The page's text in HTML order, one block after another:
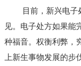
目前，新兴电子
见。电子处方如果能
种福音。权衡利弊，
上新生事物发展的